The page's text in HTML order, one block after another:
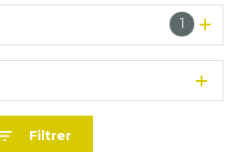
1
Filtrer